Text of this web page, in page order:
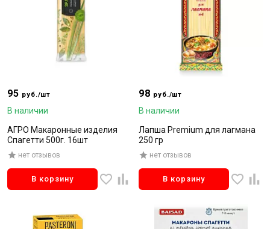
95 руб./шт
В наличии
АГРО Макаронные изделия
Спагетти 500г. 16шт
нет отзывов
В корзину
98 руб./шт
В наличии
Лапша Premium для лагмана
250 гр
нет отзывов
В корзину